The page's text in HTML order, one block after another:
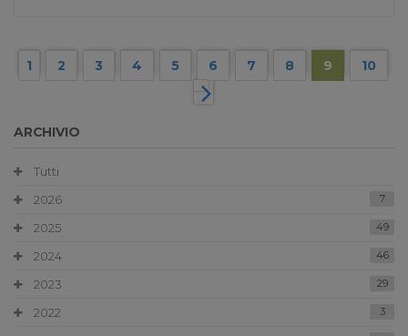
1 2 3 4 5 6 7 8 9 10
ARCHIVIO
Tutti
2026
7
2025 49
2024 46
2023 29
2022 3